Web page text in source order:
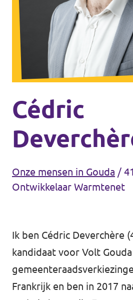
Communities
Delft
Den Haag
Leiden
Leidschendam-Voorburg
Wassenaar
Afdelingsbesturen
Bestuur Haag- en Rijnland
Bestuur Rotterdam Zuid-
Agenda
Cédric
Onze mensen in Gouda /
Ontwikkelaar Warmtenet
Ik ben Cédric Deverchère
kandidaat voor Volt
Frankrijk en ben in 2017